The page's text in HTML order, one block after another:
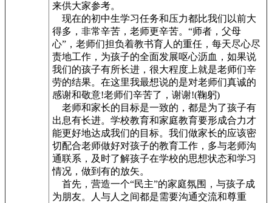
来供大家参考。
现在的初中生学习任务和压力都比我们以前大
得多，非常辛苦，老师更辛苦。“师者，父母
心”，老师们担负着教书育人的重任，每天尽心尽
责地工作，为孩子的全面发展呕心沥血，如果说
我们的孩子有所长进，很大程度上就是老师们辛
劳的结果。在这里我最想说的是对老师们真诚的
感谢和敬意!老师们辛苦了，谢谢!(鞠躬)
老师和家长的目标是一致的，都是为了孩子有
出息有长进。学校教育和家庭教育要形成合力才
能更好地达成我们的目标。我们做家长的应该密
切配合老师做好对孩子的教育工作，多与老师沟
通联系，及时了解孩子在学校的思想状态和学习
情况，做到有的放矢。
首先，营造一个“民主”的家庭氛围，与孩子成
为朋友。人与人之间都是需要沟通交流和尊重